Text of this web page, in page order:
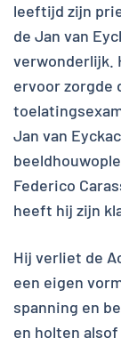
leeftijd zijn
de Jan van
verwonderlijk.
ervoor zorgde
Jan van
Federico
heeft hij zijn
Hij verliet de
een eigen
spanning en
en holten